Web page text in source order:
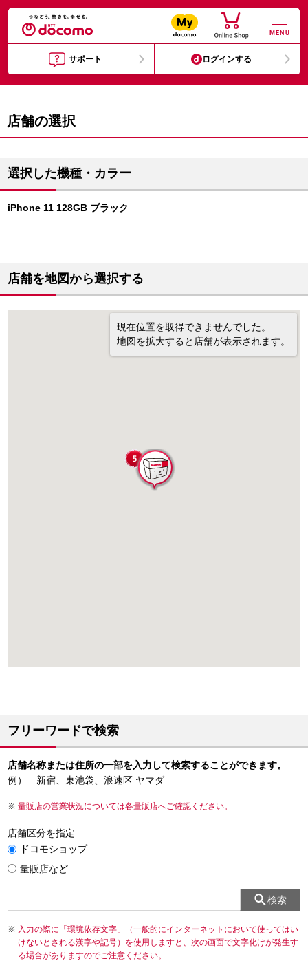
MENU
サポート ログインする
店舗の選択
選択した機種・カラー
iPhone 11 128GB ブラック
店舗を地図から選択する
現在位置を取得できませんでした。
地図を拡大すると店舗が表示されます。
フリーワードで検索
店舗名称または住所の一部を入力して検索することができます。
例） 新宿、東池袋、浪速区 ヤマダ
量販店の営業状況については各量販店へご確認ください。
店舗区分を指定
ドコモショップ
量販店など
検索
入力の際に「環境依存文字」（一般的にインターネットにおいて使ってはい
けないとされる漢字や記号）を使用しますと、次の画面で文字化けが発生す
る場合がありますのでご注意ください。